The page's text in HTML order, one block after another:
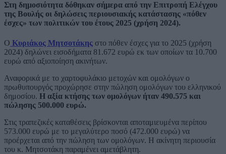
Στη δημοσιότητα δόθηκαν σήμερα από την Επιτροπή Ελέγχου
της Βουλής οι δηλώσεις περιουσιακής κατάστασης «πόθεν
έσχες» των πολιτικών του έτους 2025 (χρήση 2024).
Ο Κυριάκος Μητσοτάκης στο πόθεν έσχες για το 2025 (χρήση
2024) δηλώνει εισοδήματα 81.672 ευρώ εκ των οποίων τα 10.700
ευρώ από αξιοποίηση ακινήτων.
Αναφορικά με το χαρτοφυλάκιο μετοχών και ομολόγων ο
πρωθυπουργός προχώρησε στην πώληση ομολόγων του ελληνικού
δημοσίου. Η αξία κτήσης των ομολόγων ήταν 490.575 και
πώλησης 500.000 ευρώ.
Στις τραπεζικές καταθέσεις βρίσκονται αποταμιευμένα περίπου
573.000 ευρώ με το μεγαλύτερο ποσό (472.000 ευρώ) να
προέρχεται από την πώληση των ομολόγων. Η ακίνητη περιουσία
του κ. Μητσοτάκη παραμένει αμετάβλητη.